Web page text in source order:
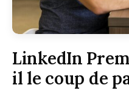
LinkedIn
il le coup de